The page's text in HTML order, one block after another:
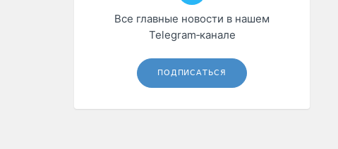
Все главные новости в нашем
Telegram‑канале
ПОДПИСАТЬСЯ